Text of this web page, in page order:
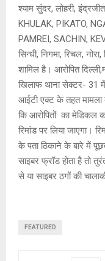
श्याम सुंदर, लोहरी,
KHULAK, PIKATO,
PAMREI, SACHIN,
सिन्धी, निगमा, रिचल,
शामिल है। आरोपित
खिलाफ थाना सेक्टर- 31
आईटी एक्ट के तहत मामला
कि आरोपितों का मेडिकल
रिमांड पर लिया जाएगा।
के पता ठिकाने के बारे में
साइबर फ्रॉड होता है तो
से या साइबर ठगों की
FEATURED